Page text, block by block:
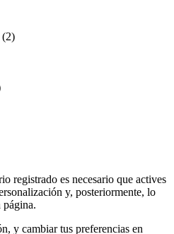
(2)
registrado es necesario que actives
y, posteriormente, lo
página.
y cambiar tus preferencias en